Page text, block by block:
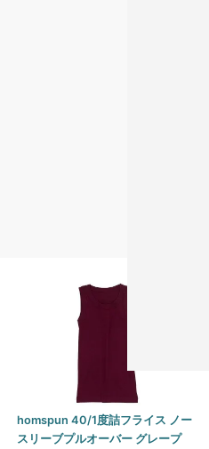
homspun 40/1度詰フライス ノー
スリーブプルオーバー グレープ